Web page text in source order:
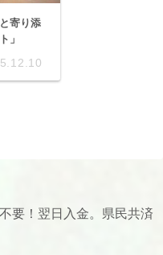
寄り添
」
要！翌日入金。県民共済